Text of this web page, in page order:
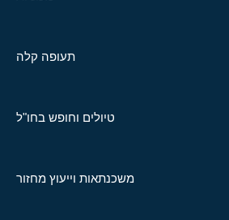
תעופה קלה
טיולים וחופש בחו"ל
משכנתאות וייעוץ מחזור